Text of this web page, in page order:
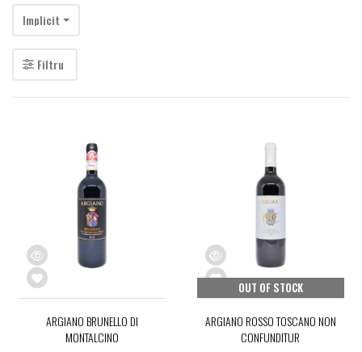
Implicit
Filtru
ARGIANO BRUNELLO DI
MONTALCINO
OUT OF STOCK
ARGIANO ROSSO TOSCANO NON
CONFUNDITUR